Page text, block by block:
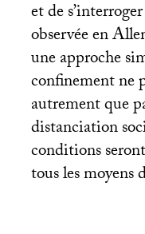
et de
observée en
une approche
confinement ne
autrement que
distanciation
conditions
tous les moyens